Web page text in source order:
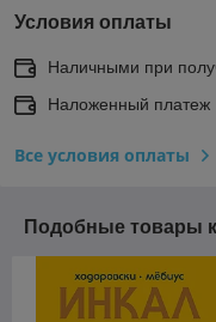
Условия оплаты
Наличными при
Наложенный платеж
Все условия оплаты
Подобные товары